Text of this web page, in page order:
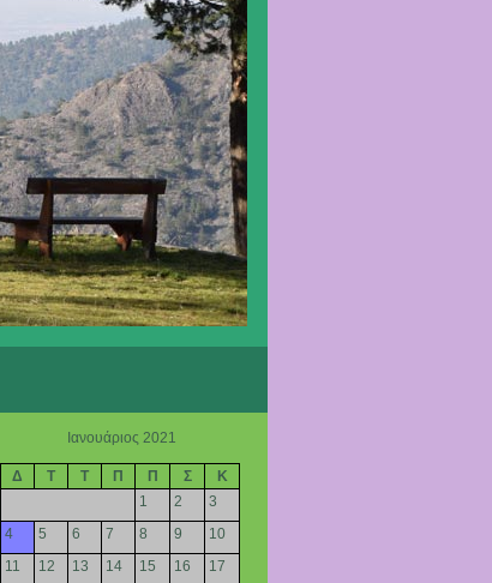
Ιανουάριος 2021
Δ Τ Τ Π Π Σ
Κ
1
2
3
4
5 6 7 8 9
10
11
12 13 14 15 16
17